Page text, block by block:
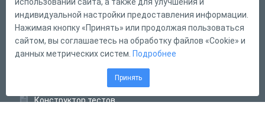
Русский
Справка
Форма обратной связи
Конструктор тестов
индивидуальной настройки предоставления информации.
Нажимая кнопку «Принять» или продолжая пользоваться
сайтом, вы соглашаетесь на обработку файлов «Cookie» и
данных метрических систем. Подробнее
Принять